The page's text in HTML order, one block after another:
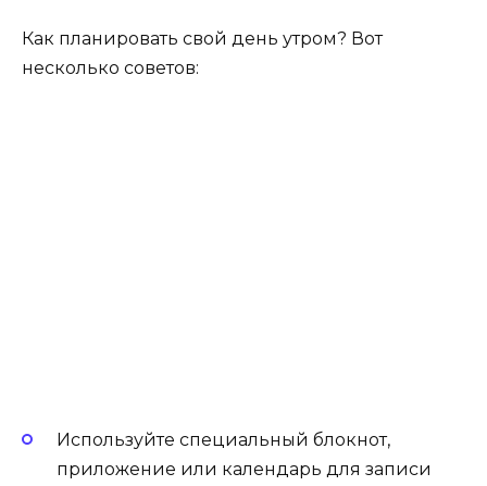
Как планировать свой день утром? Вот
несколько советов:
Используйте специальный блокнот,
приложение или календарь для записи